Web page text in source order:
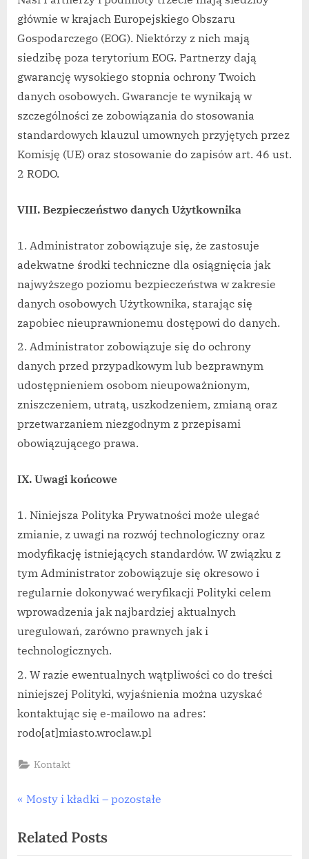
głównie w krajach Europejskiego Obszaru
Gospodarczego (EOG). Niektórzy z nich mają
siedzibę poza terytorium EOG. Partnerzy dają
gwarancję wysokiego stopnia ochrony Twoich
danych osobowych. Gwarancje te wynikają w
szczególności ze zobowiązania do stosowania
standardowych klauzul umownych przyjętych przez
Komisję (UE) oraz stosowanie do zapisów art. 46 ust.
2 RODO.
VIII. Bezpieczeństwo danych Użytkownika
Administrator zobowiązuje się, że zastosuje
adekwatne środki techniczne dla osiągnięcia jak
najwyższego poziomu bezpieczeństwa w zakresie
danych osobowych Użytkownika, starając się
zapobiec nieuprawnionemu dostępowi do danych.
Administrator zobowiązuje się do ochrony
danych przed przypadkowym lub bezprawnym
udostępnieniem osobom nieupoważnionym,
zniszczeniem, utratą, uszkodzeniem, zmianą oraz
przetwarzaniem niezgodnym z przepisami
obowiązującego prawa.
IX. Uwagi końcowe
Niniejsza Polityka Prywatności może ulegać
zmianie, z uwagi na rozwój technologiczny oraz
modyfikację istniejących standardów. W związku z
tym Administrator zobowiązuje się okresowo i
regularnie dokonywać weryfikacji Polityki celem
wprowadzenia jak najbardziej aktualnych
uregulowań, zarówno prawnych jak i
technologicznych.
W razie ewentualnych wątpliwości co do treści
niniejszej Polityki, wyjaśnienia można uzyskać
kontaktując się e-mailowo na adres:
rodo[at]miasto.wroclaw.pl
Kontakt
Nawigacja
wpisu
P
e
Mosty i kładki – pozostałe
Related Posts